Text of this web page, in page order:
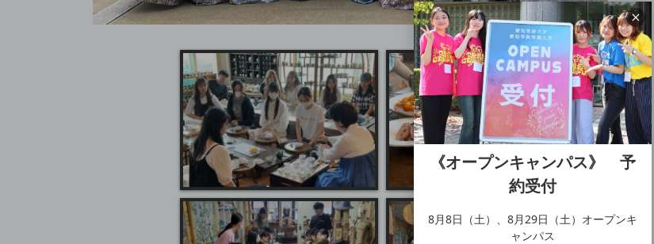
《オープンキャンパス》 予
約受付
8月8日（土）、8月29日（土）オープンキ
ャンパス